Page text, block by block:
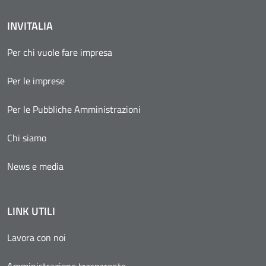
INVITALIA
Per chi vuole fare impresa
Per le imprese
Per le Pubbliche Amministrazioni
Chi siamo
News e media
LINK UTILI
Lavora con noi